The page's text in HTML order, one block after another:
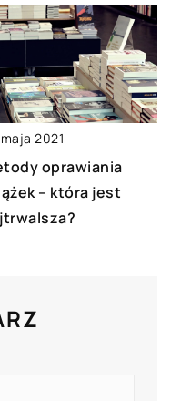
2021
oprawiania
– która jest